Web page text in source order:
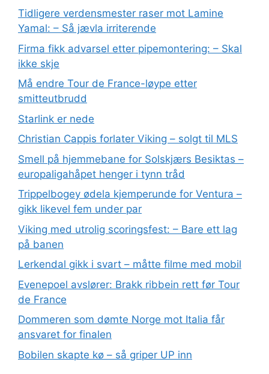
Tidligere verdensmester raser mot Lamine
Yamal: – Så jævla irriterende
Firma fikk advarsel etter pipemontering: – Skal
ikke skje
Må endre Tour de France-løype etter
smitteutbrudd
Starlink er nede
Christian Cappis forlater Viking – solgt til MLS
Smell på hjemmebane for Solskjærs Besiktas –
europaligahåpet henger i tynn tråd
Trippelbogey ødela kjemperunde for Ventura –
gikk likevel fem under par
Viking med utrolig scoringsfest: – Bare ett lag
på banen
Lerkendal gikk i svart – måtte filme med mobil
Evenepoel avslører: Brakk ribbein rett før Tour
de France
Dommeren som dømte Norge mot Italia får
ansvaret for finalen
Bobilen skapte kø – så griper UP inn